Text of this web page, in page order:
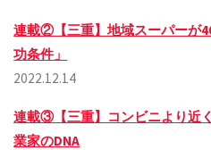
連載②【三重】地域スーパーが
功条件」
2022.12.14
連載③【三重】コンビニより近
業家のDNA